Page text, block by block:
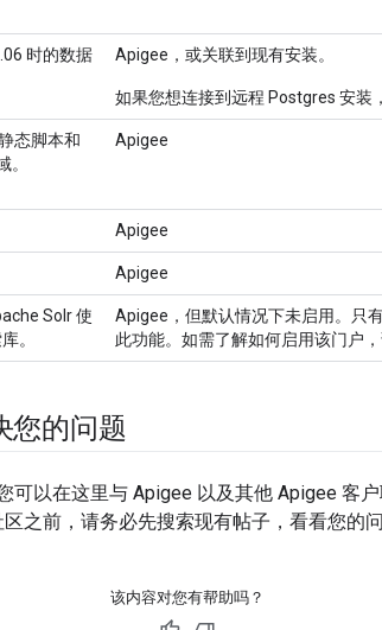
时的数据
Apigee，或关联到现有安装。
如果您想连接到远程 Postgres 安装
态脚本和
。
Apigee
Apigee
Apigee
Solr 使
。
Apigee，但默认情况下未启用。只
此功能。如需了解如何启用该门户
您的问题
可以在这里与 Apigee 以及其他 Apigee 客
之前，请务必先搜索现有帖子，看看您的
该内容对您有帮助吗？